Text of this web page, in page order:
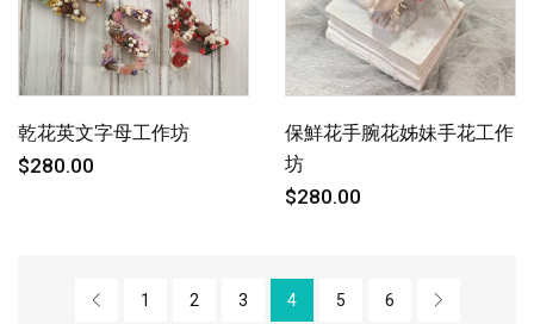
乾花英文字母工作坊
$280.00
保鮮花手腕花姊妹手花工作
坊
$280.00
1 2 3 4 5 6